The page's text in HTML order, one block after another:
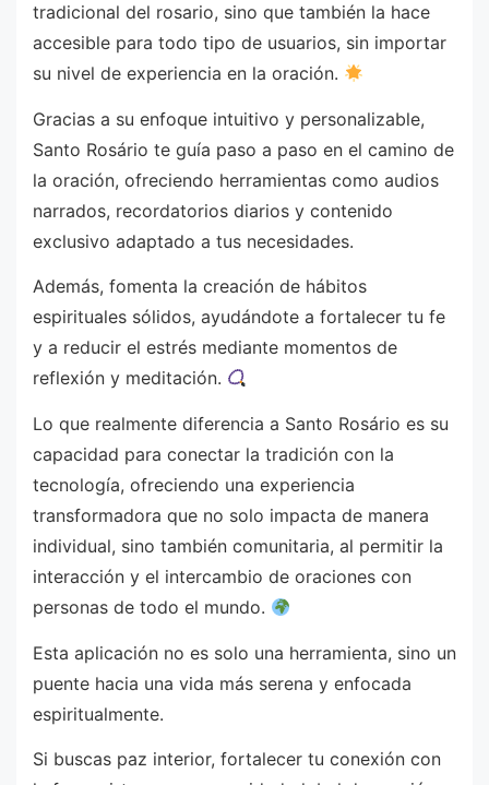
tradicional del rosario, sino que también la hace
accesible para todo tipo de usuarios, sin importar
su nivel de experiencia en la oración.
Gracias a su enfoque intuitivo y personalizable,
Santo Rosário te guía paso a paso en el camino de
la oración, ofreciendo herramientas como audios
narrados, recordatorios diarios y contenido
exclusivo adaptado a tus necesidades.
Además, fomenta la creación de hábitos
espirituales sólidos, ayudándote a fortalecer tu fe
y a reducir el estrés mediante momentos de
reflexión y meditación.
Lo que realmente diferencia a Santo Rosário es su
capacidad para conectar la tradición con la
tecnología, ofreciendo una experiencia
transformadora que no solo impacta de manera
individual, sino también comunitaria, al permitir la
interacción y el intercambio de oraciones con
personas de todo el mundo.
Esta aplicación no es solo una herramienta, sino un
puente hacia una vida más serena y enfocada
espiritualmente.
Si buscas paz interior, fortalecer tu conexión con